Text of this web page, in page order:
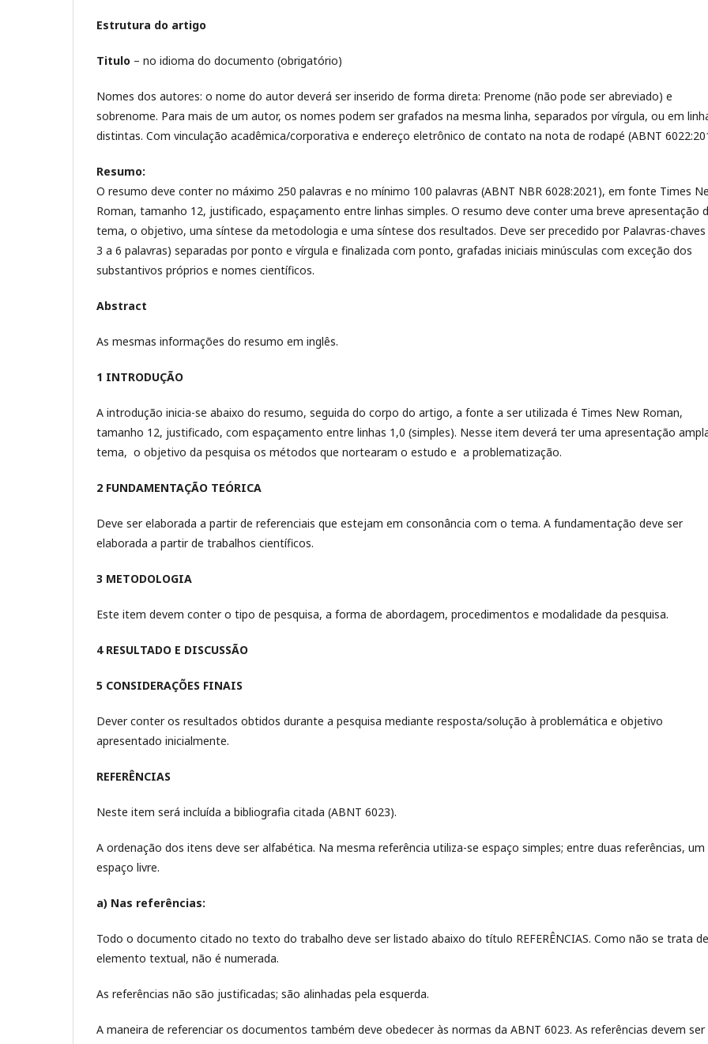
Estrutura do artigo
Titulo – no idioma do documento (obrigatório)
Nomes dos autores: o nome do autor deverá ser inserido de forma direta: Prenome (não pode ser abreviado) e
sobrenome. Para mais de um autor, os nomes podem ser grafados na mesma linha, separados por vírgula, ou em
distintas. Com vinculação acadêmica/corporativa e endereço eletrônico de contato na nota de rodapé (ABNT
Resumo:
O resumo deve conter no máximo 250 palavras e no mínimo 100 palavras (ABNT NBR 6028:2021), em fonte Times
Roman, tamanho 12, justificado, espaçamento entre linhas simples. O resumo deve conter uma breve apresentação
tema, o objetivo, uma síntese da metodologia e uma síntese dos resultados. Deve ser precedido por Palavras-chaves
3 a 6 palavras) separadas por ponto e vírgula e finalizada com ponto, grafadas iniciais minúsculas com exceção dos
substantivos próprios e nomes científicos.
Abstract
As mesmas informações do resumo em inglês.
1 INTRODUÇÃO
A introdução inicia-se abaixo do resumo, seguida do corpo do artigo, a fonte a ser utilizada é Times New Roman,
tamanho 12, justificado, com espaçamento entre linhas 1,0 (simples). Nesse item deverá ter uma apresentação
tema, o objetivo da pesquisa os métodos que nortearam o estudo e a problematização.
2 FUNDAMENTAÇÃO TEÓRICA
Deve ser elaborada a partir de referenciais que estejam em consonância com o tema. A fundamentação deve ser
elaborada a partir de trabalhos científicos.
3 METODOLOGIA
Este item devem conter o tipo de pesquisa, a forma de abordagem, procedimentos e modalidade da pesquisa.
4 RESULTADO E DISCUSSÃO
5 CONSIDERAÇÕES FINAIS
Dever conter os resultados obtidos durante a pesquisa mediante resposta/solução à problemática e objetivo
apresentado inicialmente.
REFERÊNCIAS
Neste item será incluída a bibliografia citada (ABNT 6023).
A ordenação dos itens deve ser alfabética. Na mesma referência utiliza-se espaço simples; entre duas referências, um
espaço livre.
a) Nas referências:
Todo o documento citado no texto do trabalho deve ser listado abaixo do título REFERÊNCIAS. Como não se trata de
elemento textual, não é numerada.
As referências não são justificadas; são alinhadas pela esquerda.
A maneira de referenciar os documentos também deve obedecer às normas da ABNT 6023. As referências devem ser